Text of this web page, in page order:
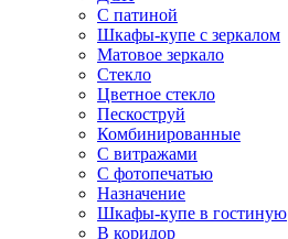
С патиной
Шкафы-купе с зеркалом
Матовое зеркало
Стекло
Цветное стекло
Пескоструй
Комбинированные
С витражами
С фотопечатью
Назначение
Шкафы-купе в гостиную
В коридор